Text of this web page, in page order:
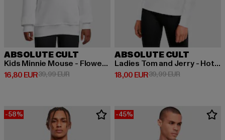
ABSOLUTE CULT
Kids Minnie Mouse - Flowers Logo
16,80 EUR
Derzeitiger Preis: 16,80 EUR
39,99 EURAktionspreis: 39,99 EUR
ABSOLUTE CULT
Ladies Tom and Jerry - Hot Dog Basic Hoody
18,00 EUR
Derzeitiger Preis: 18,00 EUR
39,99 EURAktionspreis:
-58% -45%